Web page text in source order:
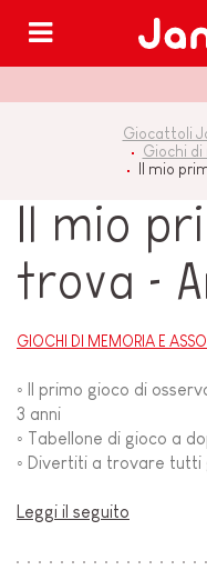
Giocattoli
Giochi
Il mio
Il mio
trova -
GIOCHI DI MEMORIA E
◦ Il primo gioco di
3 anni
◦ Tabellone di gioco a
◦ Divertiti a trovare tutti
Leggi il seguito